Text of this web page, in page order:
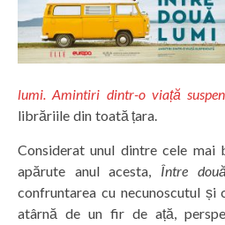
lumi. Amintiri dintr-o viață
librăriile din toată țara.
Considerat unul dintre cele mai
apărute anul acesta, Între
confruntarea cu necunoscutul și
atârnă de un fir de ață,